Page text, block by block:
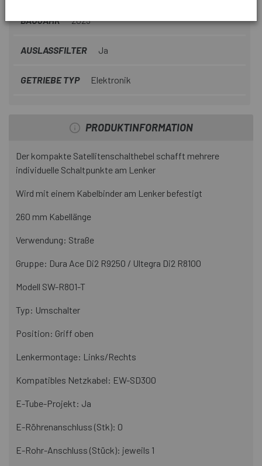
BAUJAHR 2023
AUSLASSFILTER Ja
GETRIEBE TYP Elektronik
PRODUKTINFORMATION
Der kompakte Satellitenschalthebel schafft mehrere
individuelle Schaltpunkte am Lenker
Wird mit einem Kabelbinder am Lenker befestigt
260 mm Kabellänge
Verwendung: Straße
Gruppe: Dura Ace Di2 R9250 / Ultegra Di2 R8100
Modell SW-R801-T
Typ: Umschalter
Position: Griff oben
Lenkermontage: Links/Rechts
Kompatibles Netzkabel: EW-SD300
E-Tube-Projekt: Ja
E-Röhrenanschluss (Stk): 0
E-Rohr-Anschluss (Stück): jeweils 1